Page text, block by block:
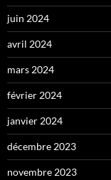
juin 2024
avril 2024
mars 2024
février 2024
janvier 2024
décembre 2023
novembre 2023